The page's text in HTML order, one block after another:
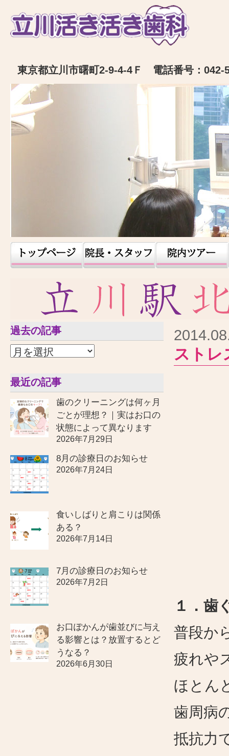
東京都立川市曙町2-9-4-4Ｆ 電話番号：042-
過去の記事
最近の記事
歯のクリーニングは何ヶ月
ごとが理想？｜実はお口の
状態によって異なります
2026年7月29日
8月の診療日のお知らせ
2026年7月24日
食いしばりと肩こりは関係
ある？
2026年7月14日
7月の診療日のお知らせ
2026年7月2日
お口ぽかんが歯並びに与え
る影響とは？放置するとど
うなる？
2026年6月30日
ストレ
１．歯
普段か
疲れや
ほとん
歯周病
抵抗力